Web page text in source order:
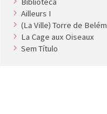
Ailleurs I
(La Ville) Torre de Belém
La Cage aux Oiseaux
Sem Título